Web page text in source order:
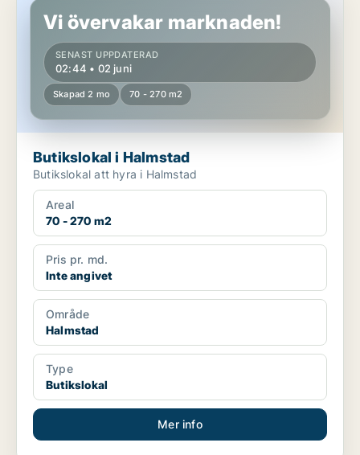
Vi övervakar marknaden!
SENAST UPPDATERAD
02:44 • 02 juni
Skapad 2 mo 70 - 270 m2
Butikslokal i Halmstad
Butikslokal att hyra i Halmstad
Areal
70 - 270 m2
Pris pr. md.
Inte angivet
Område
Halmstad
Type
Butikslokal
Mer info